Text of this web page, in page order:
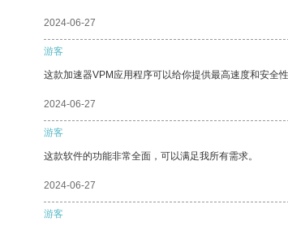
2024-06-27
游客
这款加速器VPM应用程序可以给你提供最高速度和安全
2024-06-27
游客
这款软件的功能非常全面，可以满足我所有需求。
2024-06-27
游客